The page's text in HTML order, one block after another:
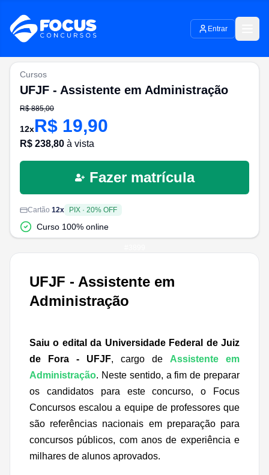
Entrar
UFJF - Assistente em
Administração
Saiu o edital da Universidade Federal de Juiz
de Fora - UFJF, cargo de Assistente em
Administração. Neste sentido, a fim de preparar
os candidatos para este concurso, o Focus
Concursos escalou a equipe de professores que
são referências nacionais em preparação para
concursos públicos, com anos de experiência e
milhares de alunos aprovados.
Cursos
UFJF - Assistente em Administração
R$885,00
12xR$ 19,90
R$ 238,80 à vista
Fazer matrícula
Cartão 12x PIX · 20% OFF
Curso 100% online